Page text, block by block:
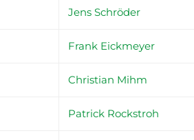
Jens Schröder
Frank Eickmeyer
Christian Mihm
Patrick Rockstroh